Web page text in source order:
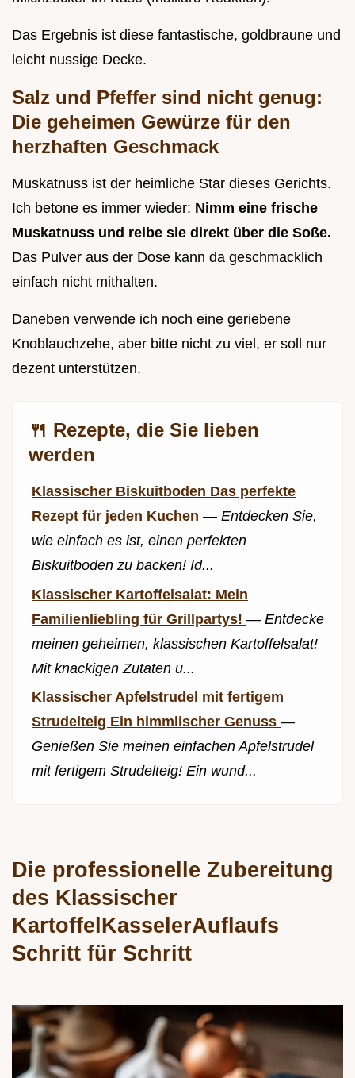
Das Ergebnis ist diese fantastische, goldbraune und
leicht nussige Decke.
Salz und Pfeffer sind nicht genug:
Die geheimen Gewürze für den
herzhaften Geschmack
Muskatnuss ist der heimliche Star dieses Gerichts.
Ich betone es immer wieder: Nimm eine frische
Muskatnuss und reibe sie direkt über die Soße.
Das Pulver aus der Dose kann da geschmacklich
einfach nicht mithalten.
Daneben verwende ich noch eine geriebene
Knoblauchzehe, aber bitte nicht zu viel, er soll nur
dezent unterstützen.
🍴 Rezepte, die Sie lieben
werden
Klassischer Biskuitboden Das perfekte
Rezept für jeden Kuchen — Entdecken Sie,
wie einfach es ist, einen perfekten
Biskuitboden zu backen! Id...
Klassischer Kartoffelsalat: Mein
Familienliebling für Grillpartys! — Entdecke
meinen geheimen, klassischen Kartoffelsalat!
Mit knackigen Zutaten u...
Klassischer Apfelstrudel mit fertigem
Strudelteig Ein himmlischer Genuss —
Genießen Sie meinen einfachen Apfelstrudel
mit fertigem Strudelteig! Ein wund...
Die professionelle Zubereitung
des Klassischer
KartoffelKasselerAuflaufs
Schritt für Schritt